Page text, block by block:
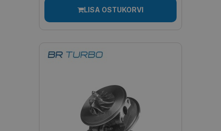
LISA OSTUKORVI